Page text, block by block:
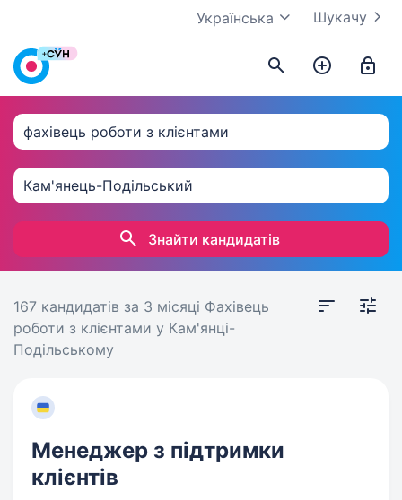
Шукачу
Українська
Знайти кандидатів
167 кандидатів за 3 місяці Фахівець
роботи з клієнтами у Кам'янці-
Подільському
Менеджер з підтримки
клієнтів